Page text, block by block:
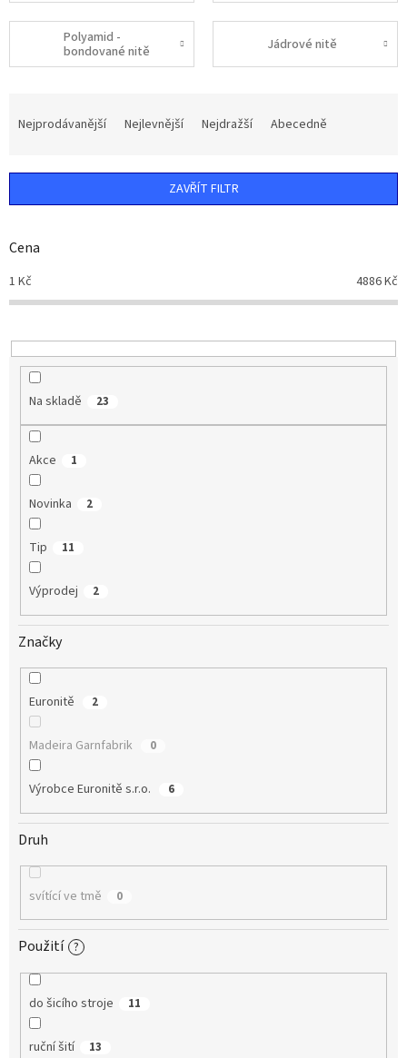
Polyamid -
bondované nitě
Jádrové nitě
í
r
d
u
t
ů
Nejprodávanější Nejlevnější Nejdražší Abecedně
ZAVŘÍT FILTR
Cena
1 Kč 4886Kč
Na skladě 23
Akce 1
Novinka 2
Tip 11
Výprodej 2
Značky
Euronitě 2
Madeira Garnfabrik 0
Výrobce Euronitě s.r.o. 6
Druh
svítící ve tmě 0
Použití ?
do šicího stroje 11
ruční šití 13